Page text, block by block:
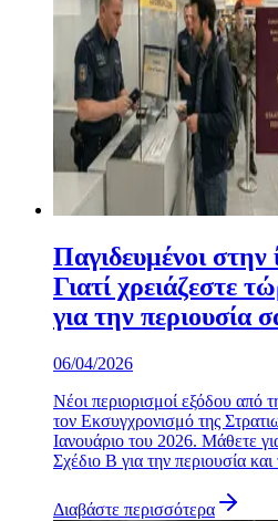
Παγιδευμένοι
Γιατί χρειάζεστε
για την περιουσία
06/04/2026
Νέοι περιορισμοί εξόδου
τον Εκσυγχρονισμό της
Ιανουάριο του 2026. Μάθετε
Σχέδιο Β για την περιουσία
Διαβάστε περισσότερα